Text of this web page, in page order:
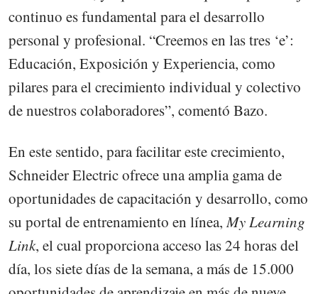
continuo es fundamental para el desarrollo
personal y profesional. “Creemos en las tres ‘e’:
Educación, Exposición y Experiencia, como
pilares para el crecimiento individual y colectivo
de nuestros colaboradores”, comentó Bazo.
En este sentido, para facilitar este crecimiento,
Schneider Electric ofrece una amplia gama de
oportunidades de capacitación y desarrollo, como
su portal de entrenamiento en línea,My Learning
Link, el cual proporciona acceso las 24 horas del
día, los siete días de la semana, a más de 15.000